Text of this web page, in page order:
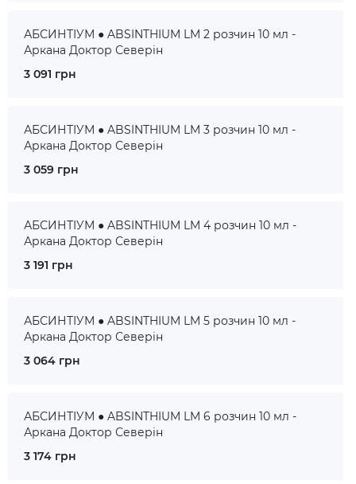
АБСИНТІУМ ● ABSINTHIUM LM 2 розчин 10 мл -
Аркана Доктор Северін
3 091 грн
АБСИНТІУМ ● ABSINTHIUM LM 3 розчин 10 мл -
Аркана Доктор Северін
3 059 грн
АБСИНТІУМ ● ABSINTHIUM LM 4 розчин 10 мл -
Аркана Доктор Северін
3 191 грн
АБСИНТІУМ ● ABSINTHIUM LM 5 розчин 10 мл -
Аркана Доктор Северін
3 064 грн
АБСИНТІУМ ● ABSINTHIUM LM 6 розчин 10 мл -
Аркана Доктор Северін
3 174 грн